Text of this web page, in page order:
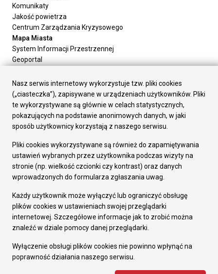
Komunikaty
Jakość powietrza
Centrum Zarządzania Kryzysowego
Mapa Miasta
System Informacji Przestrzennej
Geoportal
Załatw sprawę
Prezydent Miasta
Rada Miasta
Wydziały
Elektroniczna Skrzynka Podawcza
Gospodarka
Fundusze europejskie
Środki krajowe
Oferty inwestycyjne
Pozostałe
Deklaracja dostępności
Dane osobowe
Dodaj opinię o witrynie
Nasz serwis internetowy wykorzystuje tzw. pliki cookies
(„ciasteczka”), zapisywane w urządzeniach użytkowników. Pliki
te wykorzystywane są głównie w celach statystycznych,
pokazujących na podstawie anonimowych danych, w jaki
sposób użytkownicy korzystają z naszego serwisu.
Pliki cookies wykorzystywane są również do zapamiętywania
ustawień wybranych przez użytkownika podczas wizyty na
stronie (np. wielkość czcionki czy kontrast) oraz danych
wprowadzonych do formularza zgłaszania uwag.
Każdy użytkownik może wyłączyć lub ograniczyć obsługę
plików cookies w ustawieniach swojej przeglądarki
internetowej. Szczegółowe informacje jak to zrobić można
znaleźć w dziale pomocy danej przeglądarki.
Wyłączenie obsługi plików cookies nie powinno wpłynąć na
poprawność działania naszego serwisu.